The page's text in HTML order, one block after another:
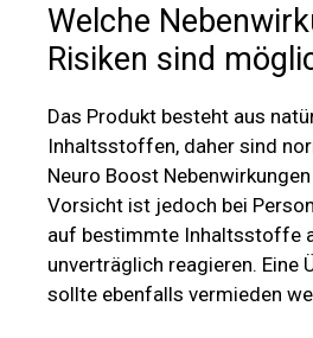
Welche
Risiken sind
Das Produkt besteht aus
Inhaltsstoffen, daher sind
Neuro Boost
Vorsicht ist jedoch bei
auf bestimmte Inhaltsstoffe
unverträglich reagieren. Eine
sollte ebenfalls vermieden